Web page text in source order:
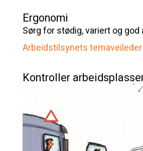
Ergonomi
Sørg for stødig, variert og
Arbeidstilsynets
Kontroller